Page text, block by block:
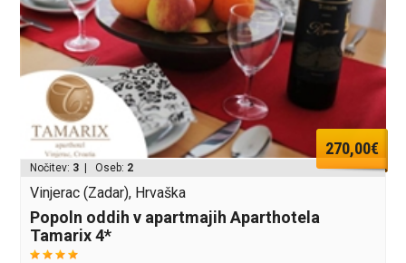
270,00€
Nočitev: 3 | Oseb: 2
Vinjerac (Zadar), Hrvaška
Popoln oddih v apartmajih Aparthotela
Tamarix 4*